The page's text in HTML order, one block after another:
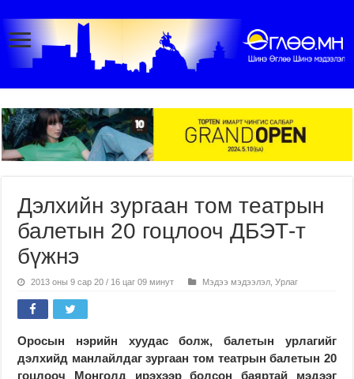
Дэлхийн зургаан том театрын
балетын 20 гоцлооч ДБЭТ-т
бүжнэ
2013 оны 9 сар 20 / 16 цаг 09 минут Мэдээ мэдээлэл ,Урлаг
Оросын нэрийн хуудас болж, балетын урлагийг
дэлхийд манлайлдаг зургаан том театрын балетын 20
гоцлооч Монголд ирэхээр болсон баяртай мэдээг